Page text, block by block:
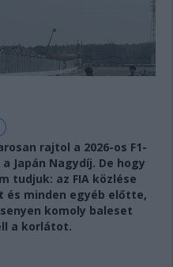
rajtol a 2026-os F1-
Japán Nagydíj. De hogy
tudjuk: az FIA közlése
és minden egyéb előtte,
komoly baleset
a korlátot.